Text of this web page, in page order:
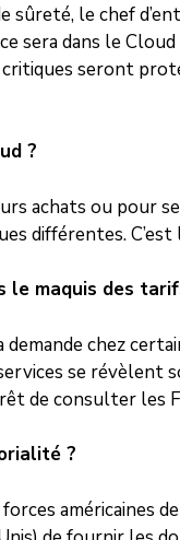
sûreté, le chef
sera dans le
seront
?
achats ou pour
différentes.
le maquis des
demande chez
se révèlent
de consulter les
?
américaines